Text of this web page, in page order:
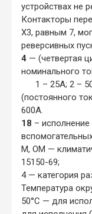
устройствах не
Контакторы
X3, равным 7,
реверсивных
4 — (четвертая
номинального
1 – 25А; 2 –
(постоянного
600А.
18 –
М, ОМ —
15150-69;
4 — категория
Температура
50°C — для